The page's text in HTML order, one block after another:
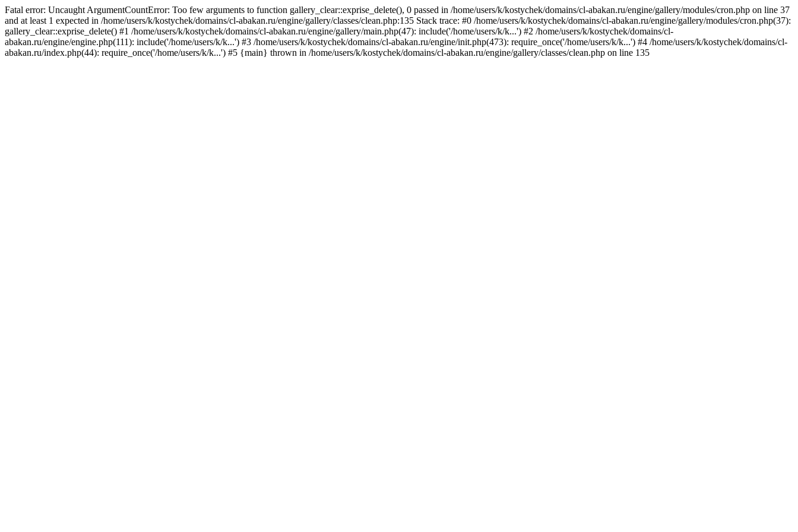
Fatal error: Uncaught ArgumentCountError: Too few arguments to function gallery_clear::exprise_delete(), 0 passed in /home/users/k/kostychek/domains/cl-abakan.ru/engine/gallery/modules/cron.php on line 37
and at least 1 expected in /home/users/k/kostychek/domains/cl-abakan.ru/engine/gallery/classes/clean.php:135 Stack trace: #0 /home/users/k/kostychek/domains/cl-abakan.ru/engine/gallery/modules/cron.php(37):
gallery_clear::exprise_delete() #1 /home/users/k/kostychek/domains/cl-abakan.ru/engine/gallery/main.php(47): include('/home/users/k/k...') #2 /home/users/k/kostychek/domains/cl-
abakan.ru/engine/engine.php(111): include('/home/users/k/k...') #3 /home/users/k/kostychek/domains/cl-abakan.ru/engine/init.php(473): require_once('/home/users/k/k...') #4 /home/users/k/kostychek/domains/cl-
abakan.ru/index.php(44): require_once('/home/users/k/k...') #5 {main} thrown in /home/users/k/kostychek/domains/cl-abakan.ru/engine/gallery/classes/clean.php on line 135